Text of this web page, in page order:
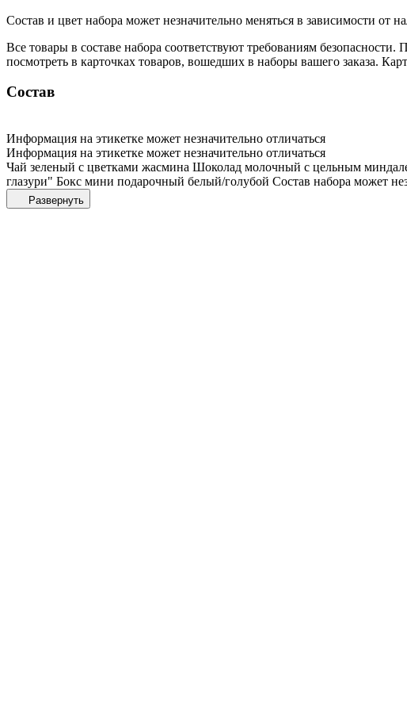
Состав и цвет набора может незначительно меняться в зависимости от
Все товары в составе набора соответствуют требованиям
посмотреть в карточках товаров, вошедших в наборы вашего заказа.
Состав
Информация на этикетке может незначительно отличаться
Информация на этикетке может незначительно отличаться
Чай зеленый с цветками жасмина Шоколад молочный с цельным
глазури" Бокс мини подарочный белый/голубой Состав набора может
Развернуть